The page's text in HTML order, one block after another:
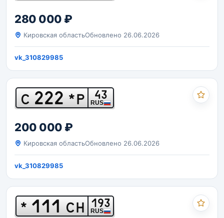
280 000 ₽
Кировская областьОбновлено 26.06.2026
vk_310829985
С 222 *Р 43
RUS
200 000 ₽
Кировская областьОбновлено 26.06.2026
vk_310829985
* 111 СН 193
RUS